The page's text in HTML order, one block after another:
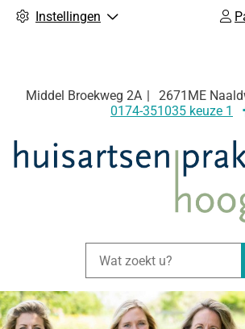
Instellingen
Middel Broekweg 2A 2671ME
0174-351035 keuze 1